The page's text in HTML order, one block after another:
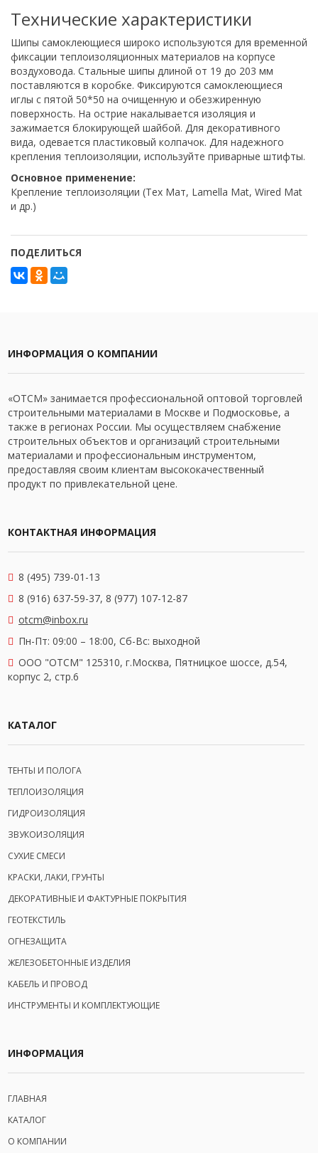
Технические характеристики
Шипы самоклеющиеся широко используются для временной
фиксации теплоизоляционных материалов на корпусе
воздуховода. Стальные шипы длиной от 19 до 203 мм
поставляются в коробке. Фиксируются самоклеющиеся
иглы с пятой 50*50 на очищенную и обезжиренную
поверхность. На острие накалывается изоляция и
зажимается блокирующей шайбой. Для декоративного
вида, одевается пластиковый колпачок. Для надежного
крепления теплоизоляции, используйте приварные штифты.
Основное применение:
Крепление теплоизоляции (Тех Мат, Lamella Mat, Wired Mat
и др.)
ПОДЕЛИТЬСЯ
ИНФОРМАЦИЯ О КОМПАНИИ
«ОТСМ» занимается профессиональной оптовой торговлей
строительными материалами в Москве и Подмосковье, а
также в регионах России. Мы осуществляем снабжение
строительных объектов и организаций строительными
материалами и профессиональным инструментом,
предоставляя своим клиентам высококачественный
продукт по привлекательной цене.
КОНТАКТНАЯ ИНФОРМАЦИЯ
8 (495) 739-01-13
8 (916) 637-59-37, 8 (977) 107-12-87
otcm@inbox.ru
Пн-Пт: 09:00 – 18:00, Сб-Вс: выходной
OOO "ОТСМ" 125310, г.Москва, Пятницкое шоссе, д.54,
корпус 2, стр.6
КАТАЛОГ
ТЕНТЫ И ПОЛОГА
ТЕПЛОИЗОЛЯЦИЯ
ГИДРОИЗОЛЯЦИЯ
ЗВУКОИЗОЛЯЦИЯ
СУХИЕ СМЕСИ
КРАСКИ, ЛАКИ, ГРУНТЫ
ДЕКОРАТИВНЫЕ И ФАКТУРНЫЕ ПОКРЫТИЯ
ГЕОТЕКСТИЛЬ
ОГНЕЗАЩИТА
ЖЕЛЕЗОБЕТОННЫЕ ИЗДЕЛИЯ
КАБЕЛЬ И ПРОВОД
ИНСТРУМЕНТЫ И КОМПЛЕКТУЮЩИЕ
ИНФОРМАЦИЯ
ГЛАВНАЯ
КАТАЛОГ
О КОМПАНИИ